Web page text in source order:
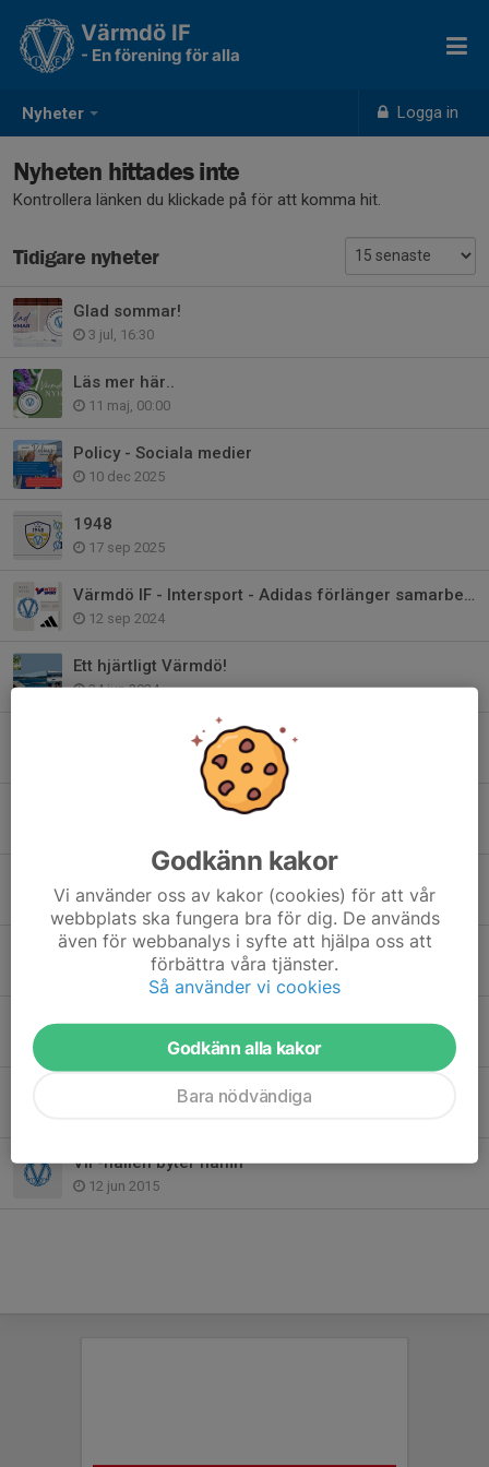
Nyheter Logga in
Värmdö IF
- En förening för alla
Nyheten hittades inte
Kontrollera länken du klickade på för att komma hit.
Tidigare nyheter
Glad sommar!
3 jul, 16:30
Läs mer här..
11 maj, 00:00
Policy - Sociala medier
10 dec 2025
1948
17 sep 2025
Värmdö IF - Intersport - Adidas förlänger samarbetet!
12 sep 2024
Ett hjärtligt Värmdö!
24 jun 2024
Bli medlem i Club 1948 - Värmdö IF:s Vänner
Värdegrundsambassadör - Värmdös viktigaste
27 dec 2023
Värmdö IF har sorg
17 apr 2023
Värmdö IF-familjen har sorg
Sommarfotbollsskolan en succé!
VIF-hallen byter namn
12 jun 2015
Godkänn kakor
Vi använder oss av kakor (cookies) för att vår
webbplats ska fungera bra för dig. De används
även för webbanalys i syfte att hjälpa oss att
förbättra våra tjänster.
Så använder vi cookies
Godkänn alla kakor
Bara nödvändiga